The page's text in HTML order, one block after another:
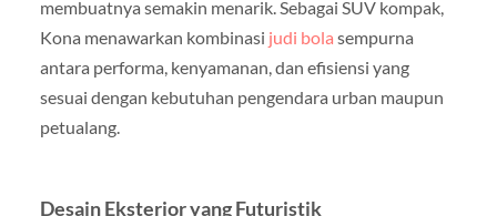
membuatnya semakin menarik. Sebagai SUV kompak,
Kona menawarkan kombinasi judi bola sempurna
antara performa, kenyamanan, dan efisiensi yang
sesuai dengan kebutuhan pengendara urban maupun
petualang.
Desain Eksterior yang Futuristik